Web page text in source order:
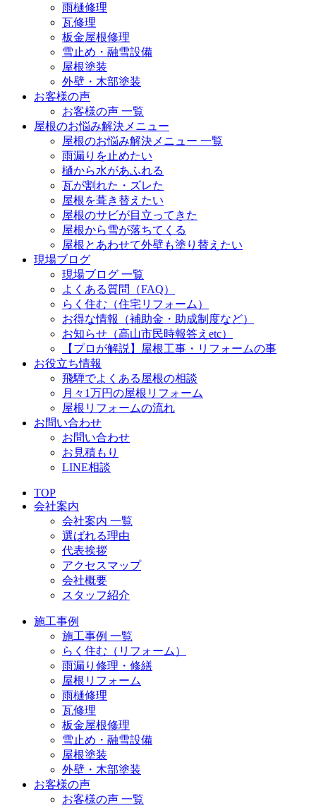
雨樋修理
瓦修理
板金屋根修理
雪止め・融雪設備
屋根塗装
外壁・木部塗装
お客様の声
お客様の声 一覧
屋根のお悩み解決メニュー
屋根のお悩み解決メニュー 一覧
雨漏りを止めたい
樋から水があふれる
瓦が割れた・ズレた
屋根を葺き替えたい
屋根のサビが目立ってきた
屋根から雪が落ちてくる
屋根とあわせて外壁も塗り替えたい
現場ブログ
現場ブログ 一覧
よくある質問（FAQ）
らく住む（住宅リフォーム）
お得な情報（補助金・助成制度など）
お知らせ（高山市民時報答えetc）
【プロが解説】屋根工事・リフォームの事
お役立ち情報
飛騨でよくある屋根の相談
月々1万円の屋根リフォーム
屋根リフォームの流れ
お問い合わせ
お問い合わせ
お見積もり
LINE相談
TOP
会社案内
会社案内 一覧
選ばれる理由
代表挨拶
アクセスマップ
会社概要
スタッフ紹介
施工事例
施工事例 一覧
らく住む（リフォーム）
雨漏り修理・修繕
屋根リフォーム
雨樋修理
瓦修理
板金屋根修理
雪止め・融雪設備
屋根塗装
外壁・木部塗装
お客様の声
お客様の声 一覧